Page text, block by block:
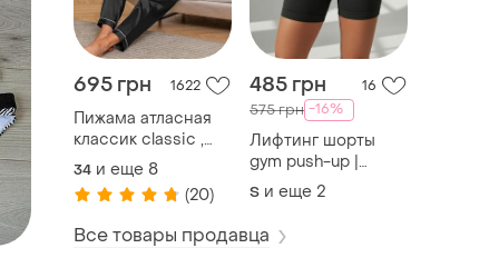
695 грн 1622
Пижама атласная
классик classic ,
пижама шелковая
женская, рубашка
для сна, ночная
рубашка
34 и еще 8
(20)
485 грн 16
575 грн -16%
Лифтинг шорты
gym push-up |
спортивные
утягивающие
шорты с высокой
посадкой|
S и еще 2
Все товары продавца